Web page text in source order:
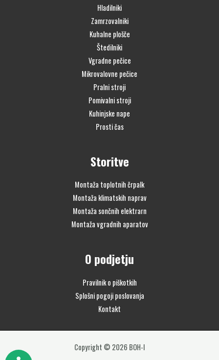
Hladilniki
Zamrzovalniki
Kuhalne plošče
Štedilniki
Vgradne pečice
Mikrovalovne pečice
Pralni stroji
Pomivalni stroji
Kuhinjske nape
Prosti čas
Storitve
Montaža toplotnih črpalk
Montaža klimatskih naprav
Montaža sončnih elektrarn
Montaža vgradnih aparatov
O podjetju
Pravilnik o piškotkih
Splošni pogoji poslovanja
Kontakt
Copyright © 2026 BOH-I